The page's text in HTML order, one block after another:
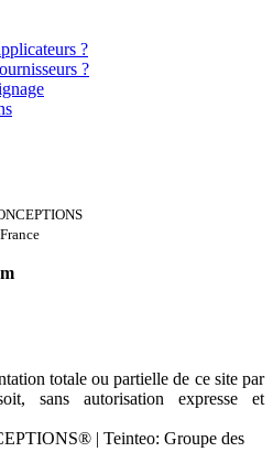
?
?
totale ou partielle de ce site par
sans autorisation expresse et
| Teinteo: Groupe des